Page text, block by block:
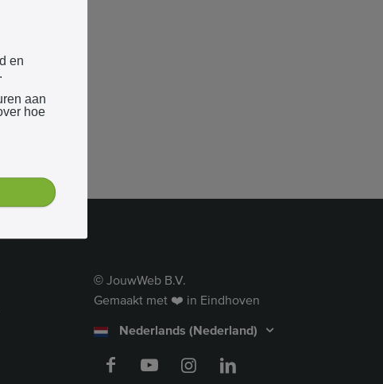
© JouwWeb B.V.
Gemaakt met ❤️ in Eindhoven
Nederlands (Nederland)
en
aan
hoe